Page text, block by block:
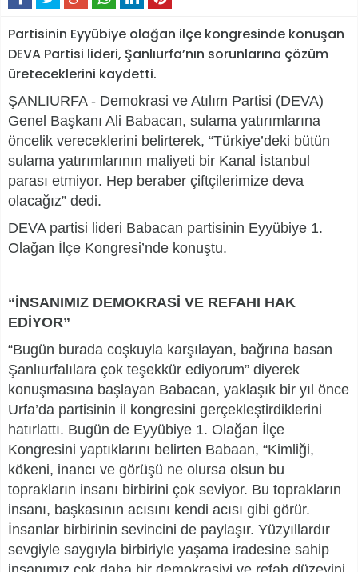
Partisinin Eyyübiye olağan ilçe kongresinde konuşan
DEVA Partisi lideri, Şanlıurfa’nın sorunlarına çözüm
üreteceklerini kaydetti.
ŞANLIURFA - Demokrasi ve Atılım Partisi (DEVA)
Genel Başkanı Ali Babacan, sulama yatırımlarına
öncelik vereceklerini belirterek, “Türkiye’deki bütün
sulama yatırımlarının maliyeti bir Kanal İstanbul
parası etmiyor. Hep beraber çiftçilerimize deva
olacağız” dedi.
DEVA partisi lideri Babacan partisinin Eyyübiye 1.
Olağan İlçe Kongresi’nde konuştu.
“İNSANIMIZ DEMOKRASİ VE REFAHI HAK
EDİYOR”
“Bugün burada coşkuyla karşılayan, bağrına basan
Şanlıurfalılara çok teşekkür ediyorum” diyerek
konuşmasına başlayan Babacan, yaklaşık bir yıl önce
Urfa’da partisinin il kongresini gerçekleştirdiklerini
hatırlattı. Bugün de Eyyübiye 1. Olağan İlçe
Kongresini yaptıklarını belirten Babaan, “Kimliği,
kökeni, inancı ve görüşü ne olursa olsun bu
toprakların insanı birbirini çok seviyor. Bu toprakların
insanı, başkasının acısını kendi acısı gibi görür.
İnsanlar birbirinin sevincini de paylaşır. Yüzyıllardır
sevgiyle saygıyla birbiriyle yaşama iradesine sahip